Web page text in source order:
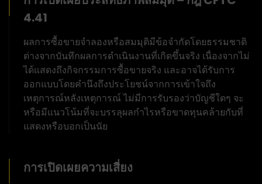
4.41
ผลการซื้อขายจำลองหรือสมมุติมีข้อจำกัดโดยธรรมชาติ
ต่างจากบันทึกผลการดำเนินงานที่เกิดขึ้นจริง เนื่องจากไม่
ได้แสดงถึงกิจกรรมการซื้อขายจริง และอาจได้รับการ
ออกแบบโดยคำนึงถึงประโยชน์จากการเข้าใจถึง
เหตุการณ์หลังเหตุการณ์ ไม่มีการรับรองว่าบัญชีใดๆ จะ
หรือมีแนวโน้มที่จะบรรลุผลกำไรหรือขาดทุนคล้ายกับที่
แสดงหรือบอกเป็นนัย
การเปิดเผยความเสี่ยง